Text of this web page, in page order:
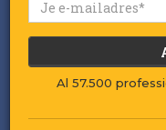
Mogelijk
Kruidvat
Door:Henrico Pit
Al 57.500